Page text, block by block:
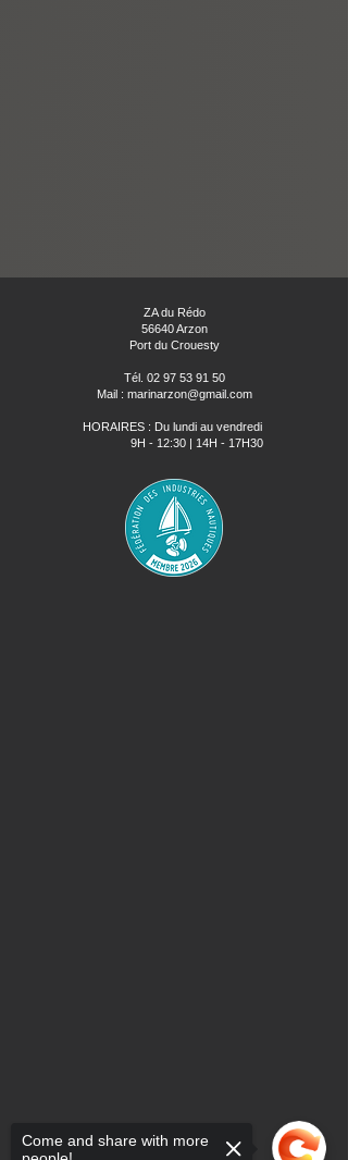
ZA du Rédo
56640 Arzon
Port du Crouesty
Tél. 02 97 53 91 50
Mail : marinarzon@gmail.com
HORAIRES : Du lundi au vendredi
9H - 12:30 | 14H - 17H30
Come and share with more